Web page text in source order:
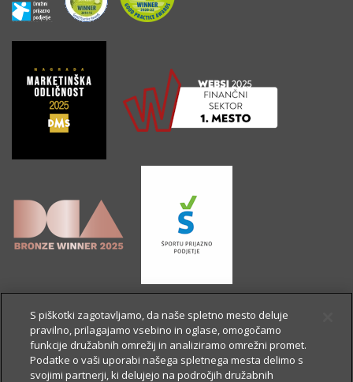
S piškotki zagotavljamo, da naše spletno mesto deluje
pravilno, prilagajamo vsebino in oglase, omogočamo
funkcije družabnih omrežij in analiziramo omrežni promet.
Podatke o vaši uporabi našega spletnega mesta delimo s
svojimi partnerji, ki delujejo na področjih družabnih